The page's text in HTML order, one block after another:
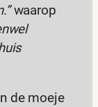
waarop
de moeje